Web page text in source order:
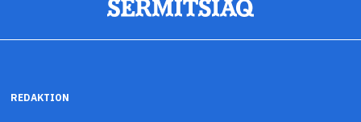
REDAKTION